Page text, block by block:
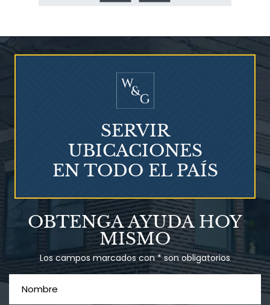
OBTENGA AYUDA HOY
MISMO
Los campos marcados con * son obligatorios
SERVIR
UBICACIONES
EN TODO EL PAÍS